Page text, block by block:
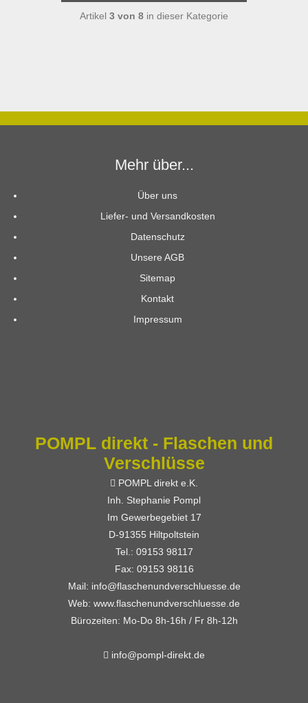
Artikel 3 von 8 in dieser Kategorie
Mehr über...
Über uns
Liefer- und Versandkosten
Datenschutz
Unsere AGB
Sitemap
Kontakt
Impressum
POMPL direkt - Flaschen und
Verschlüsse
POMPL direkt e.K.
Inh. Stephanie Pompl
Im Gewerbegebiet 17
D-91355 Hiltpoltstein
Tel.: 09153 98117
Fax: 09153 98116
Mail: info@flaschenundverschluesse.de
Web: www.flaschenundverschluesse.de
Bürozeiten: Mo-Do 8h-16h / Fr 8h-12h
info@pompl-direkt.de